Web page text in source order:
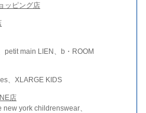
ッピング店
petit main LIEN、b・ROOM
、XLARGE KIDS
店
york childrenswear、